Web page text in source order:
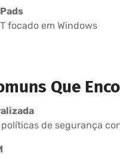
focado em Windows
Que
de segurança